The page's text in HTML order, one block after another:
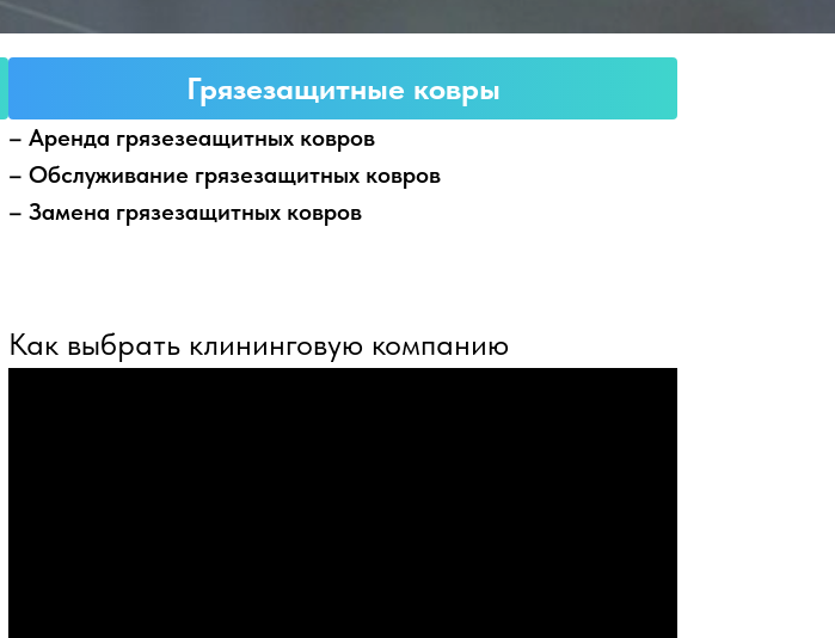
Грязезащитные ковры
– Аренда грязезеащитных ковров
– Обслуживание грязезащитных ковров
– Замена грязезащитных ковров
Как выбрать клининговую компанию